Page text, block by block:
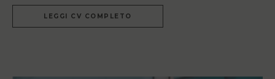
LEGGI CV COMPLETO